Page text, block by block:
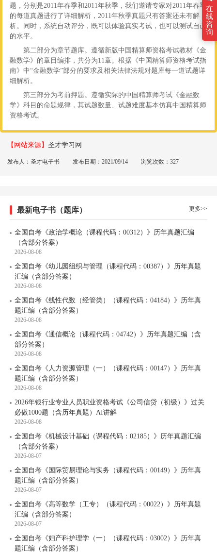
题，分别是2011年春季和2011年秋季，我们邀请专家对2011年春季
的每道真题进行了详细解析，2011年秋季真题只有答案还未有解
析。同时，系统自动评分，既可以体验真实考试，也可以测试自己
的水平。
第二部分为章节题库。遵循新版中国精算师资格考试教材《金
融数学》的章目编排，共分为11章。根据《中国精算师资格考试指
南》中“金融数学”部分的要求及相关法律法规对题库每一道试题详
细解析。
第三部分为考前押题。遵循实际的中国精算师考试《金融数
学》科目的命题规律，其试题数量、试题难度基本仿真中国精算师
资格考试。
【网站来源】 圣才学习网
发布人：圣才电子书 发布日期：2021/09/14 浏览次数：327
更多>>
最新电子书（题库）
全国自考《政治学概论（课程代码：00312）》历年真题汇编
（含部分答案）
2026-08-08
全国自考《幼儿园组织与管理（课程代码：00387）》历年真题
汇编（含部分答案）
2026-08-08
全国自考《线性代数（经管类）（课程代码：04184）》历年真
题汇编（含部分答案）
2026-08-08
全国自考《通信概论（课程代码：04742）》历年真题汇编（含
部分答案）
2026-08-08
全国自考《人力资源管理（一）（课程代码：00147）》历年真
题汇编（含部分答案）
2026-08-08
2026年银行业专业人员职业资格考试《公司信贷（初级）》过关
必做1000题（含历年真题）AI讲解
2026-08-08
全国自考《机械设计基础（课程代码：02185）》历年真题汇编
（含部分答案）
2026-08-07
全国自考《国际贸易理论与实务（课程代码：00149）》历年真
题汇编（含部分答案）
2026-08-07
全国自考《高等数学（工专）（课程代码：00022）》历年真题
汇编（含部分答案）
2026-08-07
全国自考《妇产科护理学（一）（课程代码：03002）》历年真
题汇编（含部分答案）
在
线
咨
询